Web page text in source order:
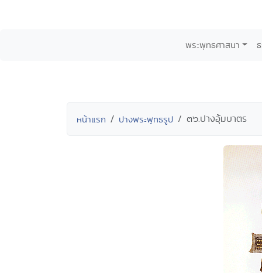
พระพุทธศาสนา
หน้าแรก ปางพระพุทธรูป ๓๖.ปางอุ้มบาตร